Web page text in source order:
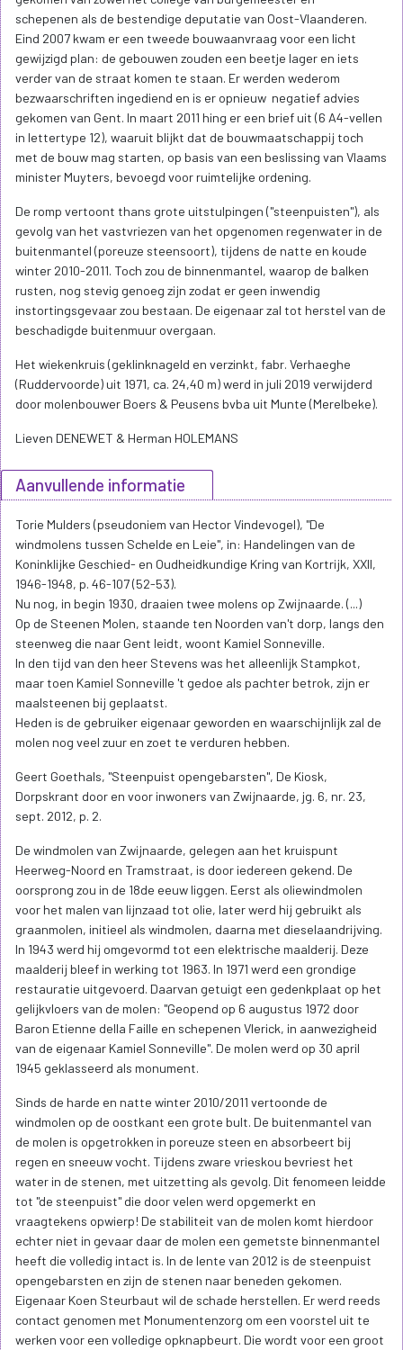
schepenen als de bestendige deputatie van Oost-Vlaanderen.
Eind 2007 kwam er een tweede bouwaanvraag voor een licht
gewijzigd plan: de gebouwen zouden een beetje lager en iets
verder van de straat komen te staan. Er werden wederom
bezwaarschriften ingediend en is er opnieuw negatief advies
gekomen van Gent. In maart 2011 hing er een brief uit (6 A4-vellen
in lettertype 12), waaruit blijkt dat de bouwmaatschappij toch
met de bouw mag starten, op basis van een beslissing van Vlaams
minister Muyters, bevoegd voor ruimtelijke ordening.
De romp vertoont thans grote uitstulpingen ("steenpuisten"), als
gevolg van het vastvriezen van het opgenomen regenwater in de
buitenmantel (poreuze steensoort), tijdens de natte en koude
winter 2010-2011. Toch zou de binnenmantel, waarop de balken
rusten, nog stevig genoeg zijn zodat er geen inwendig
instortingsgevaar zou bestaan. De eigenaar zal tot herstel van de
beschadigde buitenmuur overgaan.
Het wiekenkruis (geklinknageld en verzinkt, fabr. Verhaeghe
(Ruddervoorde) uit 1971, ca. 24,40 m) werd in juli 2019 verwijderd
door molenbouwer Boers & Peusens bvba uit Munte (Merelbeke).
Lieven DENEWET & Herman HOLEMANS
Aanvullende informatie
Torie Mulders (pseudoniem van Hector Vindevogel), "De
windmolens tussen Schelde en Leie", in: Handelingen van de
Koninklijke Geschied- en Oudheidkundige Kring van Kortrijk, XXII,
1946-1948, p. 46-107 (52-53).
Nu nog, in begin 1930, draaien twee molens op Zwijnaarde. (...)
Op de Steenen Molen, staande ten Noorden van't dorp, langs den
steenweg die naar Gent leidt, woont Kamiel Sonneville.
In den tijd van den heer Stevens was het alleenlijk Stampkot,
maar toen Kamiel Sonneville 't gedoe als pachter betrok, zijn er
maalsteenen bij geplaatst.
Heden is de gebruiker eigenaar geworden en waarschijnlijk zal de
molen nog veel zuur en zoet te verduren hebben.
Geert Goethals, "Steenpuist opengebarsten", De Kiosk,
Dorpskrant door en voor inwoners van Zwijnaarde, jg. 6, nr. 23,
sept. 2012, p. 2.
De windmolen van Zwijnaarde, gelegen aan het kruispunt
Heerweg-Noord en Tramstraat, is door iedereen gekend. De
oorsprong zou in de 18de eeuw liggen. Eerst als oliewindmolen
voor het malen van lijnzaad tot olie, later werd hij gebruikt als
graanmolen, initieel als windmolen, daarna met dieselaandrijving.
In 1943 werd hij omgevormd tot een elektrische maalderij. Deze
maalderij bleef in werking tot 1963. In 1971 werd een grondige
restauratie uitgevoerd. Daarvan getuigt een gedenkplaat op het
gelijkvloers van de molen: "Geopend op 6 augustus 1972 door
Baron Etienne della Faille en schepenen Vlerick, in aanwezigheid
van de eigenaar Kamiel Sonneville". De molen werd op 30 april
1945 geklasseerd als monument.
Sinds de harde en natte winter 2010/2011 vertoonde de
windmolen op de oostkant een grote bult. De buitenmantel van
de molen is opgetrokken in poreuze steen en absorbeert bij
regen en sneeuw vocht. Tijdens zware vrieskou bevriest het
water in de stenen, met uitzetting als gevolg. Dit fenomeen leidde
tot "de steenpuist" die door velen werd opgemerkt en
vraagtekens opwierp! De stabiliteit van de molen komt hierdoor
echter niet in gevaar daar de molen een gemetste binnenmantel
heeft die volledig intact is. In de lente van 2012 is de steenpuist
opengebarsten en zijn de stenen naar beneden gekomen.
Eigenaar Koen Steurbaut wil de schade herstellen. Er werd reeds
contact genomen met Monumentenzorg om een voorstel uit te
werken voor een volledige opknapbeurt. Die wordt voor een groot